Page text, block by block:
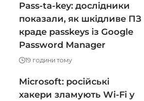
Pass-ta-key: дослідники
показали, як шкідливе ПЗ
краде passkeys із Google
Password Manager
19 години тому
Microsoft: російські
хакери зламують Wi-Fi у